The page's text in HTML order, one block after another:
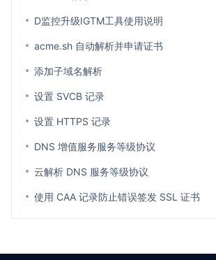
D监控升级IGTM工具使用说明
acme.sh 自动解析并申请证书
添加子域名解析
设置 SVCB 记录
设置 HTTPS 记录
DNS 增值服务服务等级协议
云解析 DNS 服务等级协议
使用 CAA 记录防止错误签发 SSL 证书